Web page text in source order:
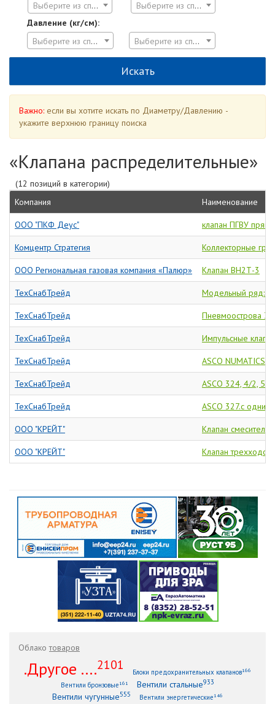
Выберите из списка
Выберите из списка
Давление (кг/см):
Выберите из списка
Выберите из списка
Важно: если вы хотите искать по Диаметру/Давлению -
укажите верхнюю границу поиска
«Клапана распределительные»
(12 позиций в категории)
Компания
Наименование
ООО "ПКФ Деус" клапан ПГВУ
Комцентр Стратегия Коллекторные
ООО Региональная газовая компания «Палюр» Клапан ВН2Т-3
ТехСнабТрейд Модельный ряд:
ТехСнабТрейд Пневмоострова 3-
ТехСнабТрейд Импульсные
ТехСнабТрейд ASCO NUMATICS
ТехСнабТрейд ASCO 324, 4/2, 5/
ТехСнабТрейд ASCO 327.с
ООО "КРЕЙТ" Клапан
ООО "КРЕЙТ" Клапан
Облакотоваров
.Другое ....2101
Блоки предохранительных клапанов166
Вентили бронзовые161 Вентили стальные933
Вентили чугунные555 Вентили энергетические146